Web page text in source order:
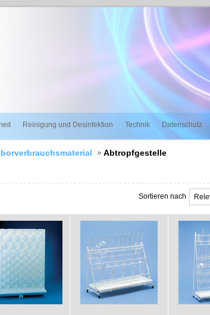
Reinigung und Desinfektion Technik Datenschutz
Abtropfgestelle
Sortieren nach